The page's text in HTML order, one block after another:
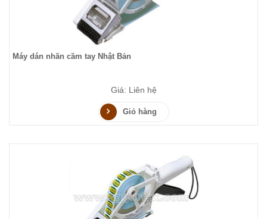
Máy dán nhãn cầm tay Nhật Bản
Giá: Liên hệ
Giỏ hàng